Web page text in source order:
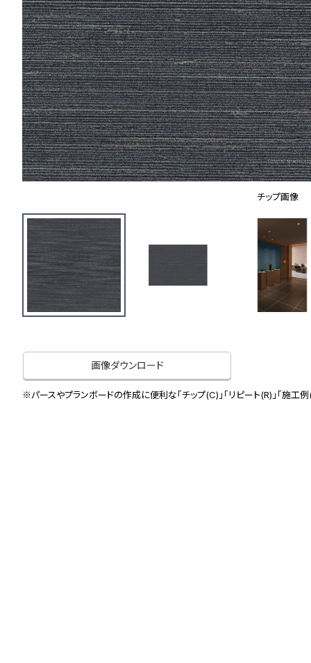
チップ画像
画像ダウンロード
※パースやプランボードの作成に便利な「チップ(C)」「リピート(R)」「施工